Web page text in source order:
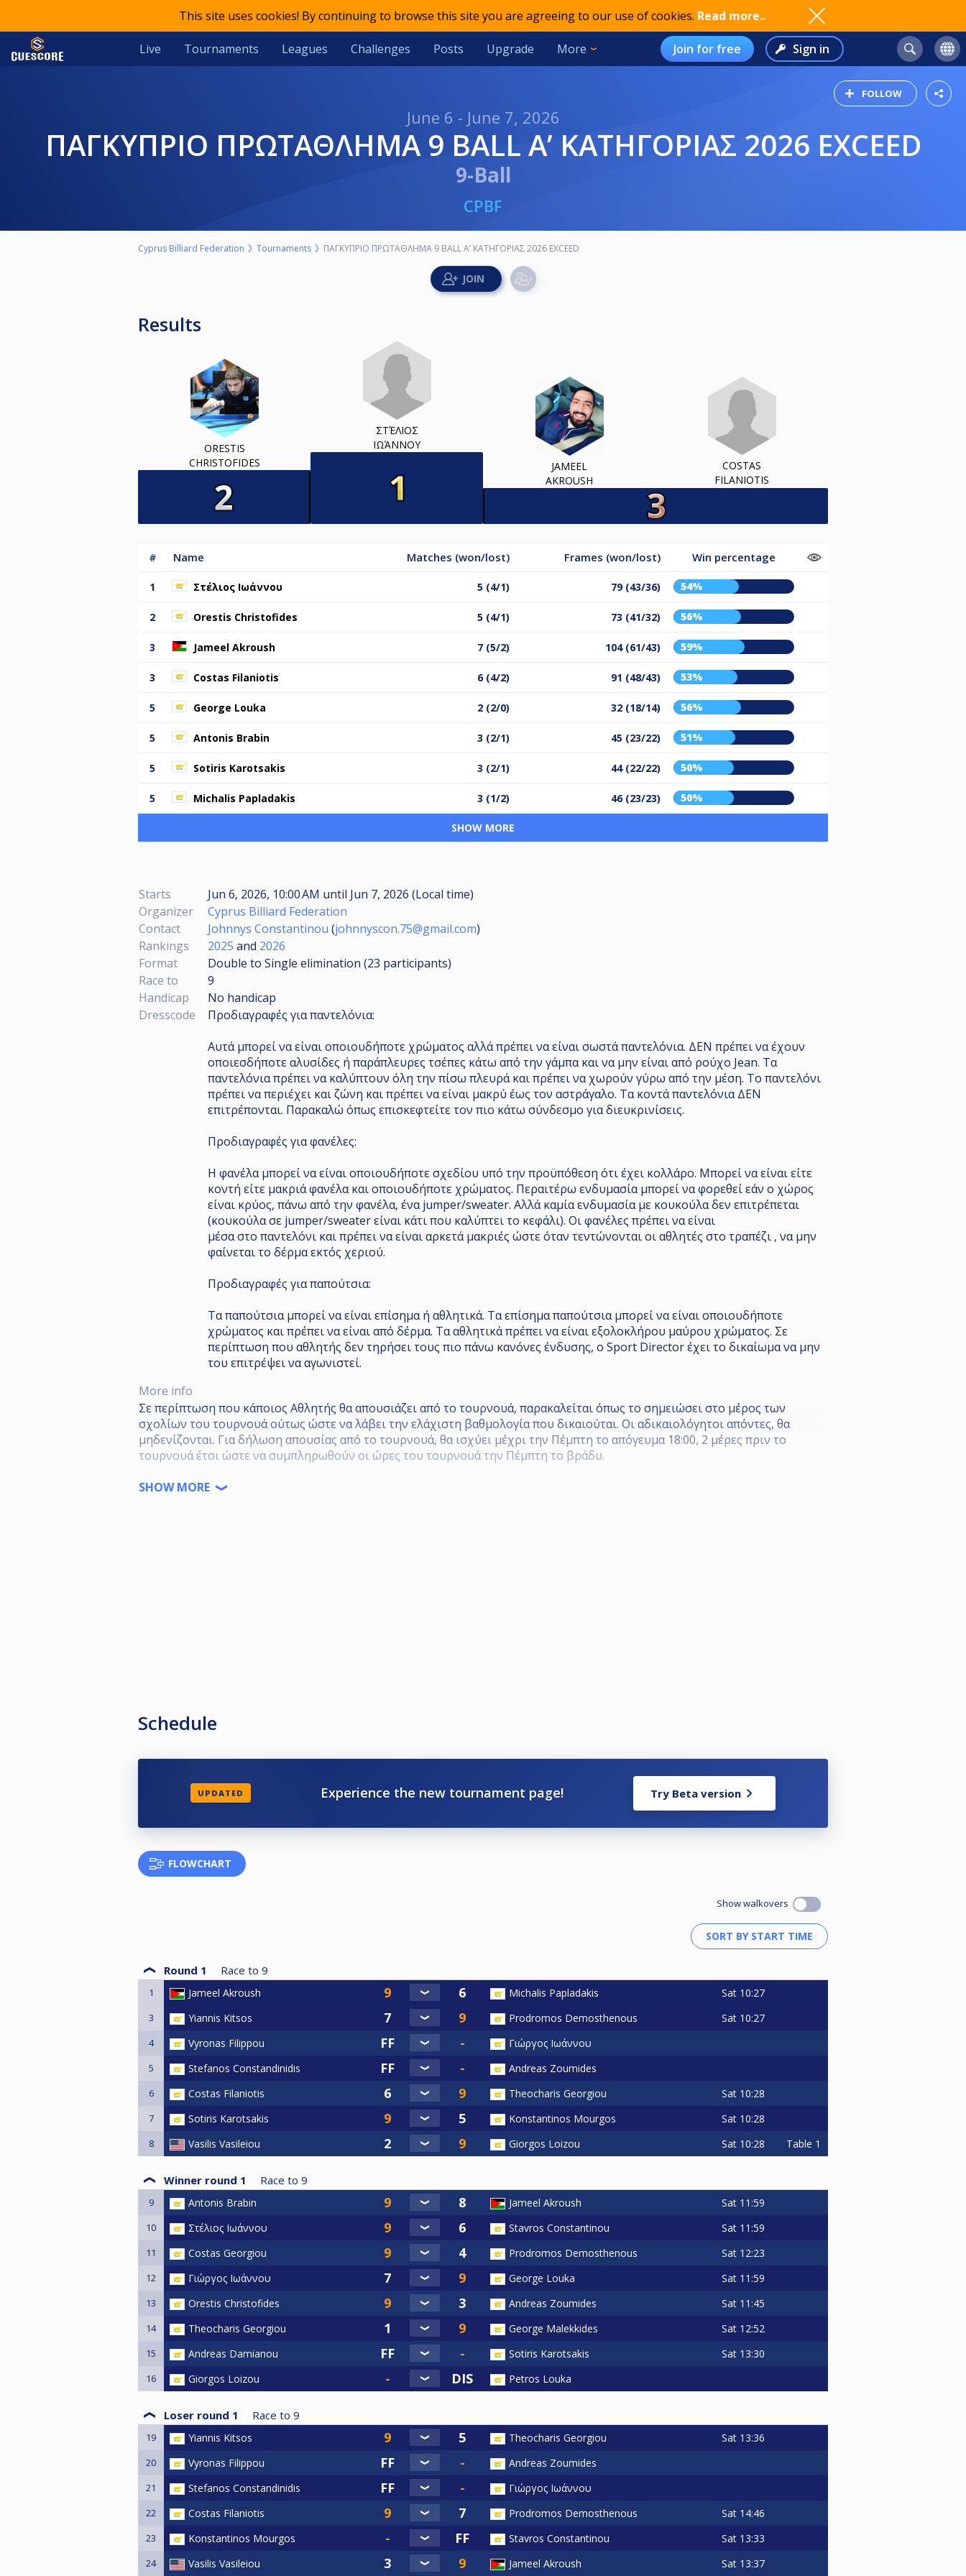
This site uses cookies! By continuing to browse this site you are agreeing to our use of cookies. Read more..
Live Tournaments Leagues Challenges Posts Upgrade More Join for free Sign in
FOLLOW
June 6 - June 7, 2026
ΠΑΓΚΥΠΡΙΟ ΠΡΩΤΑΘΛΗΜΑ 9 BALL A’ ΚΑΤΗΓΟΡΙΑΣ 2026 EXCEED
9-Ball
CPBF
Cyprus Billiard Federation Tournaments ΠΑΓΚΥΠΡΙΟ ΠΡΩΤΑΘΛΗΜΑ 9 BALL A’ ΚΑΤΗΓΟΡΙΑΣ 2026 EXCEED
Results
ORESTIS
CHRISTOFIDES
ΣΤΈΛΙΟΣ
ΙΩΆΝΝΟΥ
JAMEEL
AKROUSH
COSTAS
FILANIOTIS
# Name Matches (won/lost) Frames (won/lost) Win percentage
1 Στέλιος Ιωάννου 5 (4/1) 79 (43/36) 54%
2 Orestis Christofides 5 (4/1) 73 (41/32) 56%
3 Jameel Akroush 7 (5/2) 104 (61/43) 59%
3 Costas Filaniotis 6 (4/2) 91 (48/43) 53%
5 George Louka 2 (2/0) 32 (18/14) 56%
5 Antonis Brabin 3 (2/1) 45 (23/22) 51%
5 Sotiris Karotsakis 3 (2/1) 44 (22/22) 50%
5 Michalis Papladakis 3 (1/2) 46 (23/23) 50%
SHOW MORE
Starts Jun 6, 2026, 10:00 AM until Jun 7, 2026 (Local time)
Organizer
Cyprus Billiard Federation
Contact
Johnnys Constantinou (johnnyscon.75@gmail.com)
Rankings
2025 and 2026
Format
Double to Single elimination (23 participants)
Race to
9
Handicap
No handicap
Dresscode
Προδιαγραφές για παντελόνια:
Αυτά μπορεί να είναι οποιουδήποτε χρώματος αλλά πρέπει να είναι σωστά παντελόνια. ΔΕΝ πρέπει να έχουν
οποιεσδήποτε αλυσίδες ή παράπλευρες τσέπες κάτω από την γάμπα και να μην είναι από ρούχο Jean. Τα
παντελόνια πρέπει να καλύπτουν όλη την πίσω πλευρά και πρέπει να χωρούν γύρω από την μέση. Το παντελόνι
πρέπει να περιέχει και ζώνη και πρέπει να είναι μακρύ έως τον αστράγαλο. Τα κοντά παντελόνια ΔΕΝ
επιτρέπονται. Παρακαλώ όπως επισκεφτείτε τον πιο κάτω σύνδεσμο για διευκρινίσεις.
Προδιαγραφές για φανέλες:
Η φανέλα μπορεί να είναι οποιουδήποτε σχεδίου υπό την προϋπόθεση ότι έχει κολλάρο. Mπορεί να είναι είτε
κοντή είτε μακριά φανέλα και οποιουδήποτε χρώματος. Περαιτέρω ενδυμασία μπορεί να φορεθεί εάν ο χώρος
είναι κρύος, πάνω από την φανέλα, ένα jumper/sweater. Αλλά καμία ενδυμασία με κουκούλα δεν επιτρέπεται
(κουκούλα σε jumper/sweater είναι κάτι που καλύπτει το κεφάλι). Οι φανέλες πρέπει να είναι
μέσα στο παντελόνι και πρέπει να είναι αρκετά μακριές ώστε όταν τεντώνονται οι αθλητές στο τραπέζι , να μην
φαίνεται το δέρμα εκτός χεριού.
Προδιαγραφές για παπούτσια:
Τα παπούτσια μπορεί να είναι επίσημα ή αθλητικά. Τα επίσημα παπούτσια μπορεί να είναι οποιουδήποτε
χρώματος και πρέπει να είναι από δέρμα. Τα αθλητικά πρέπει να είναι εξολοκλήρου μαύρου χρώματος. Σε
περίπτωση που αθλητής δεν τηρήσει τους πιο πάνω κανόνες ένδυσης, ο Sport Director έχει το δικαίωμα να μην
του επιτρέψει να αγωνιστεί.
More info
Σε περίπτωση που κάποιος Αθλητής θα απουσιάζει από το τουρνουά, παρακαλείται όπως το σημειώσει στο μέρος των
σχολίων του τουρνουά ούτως ώστε να λάβει την ελάχιστη βαθμολογία που δικαιούται. Οι αδικαιολόγητοι απόντες, θα
μηδενίζονται. Για δήλωση απουσίας από το τουρνουά, θα ισχύει μέχρι την Πέμπτη το απόγευμα 18:00, 2 μέρες πριν το
τουρνουά έτσι ώστε να συμπληρωθούν οι ώρες του τουρνουά την Πέμπτη το βράδυ.
Παράδειγμα: Andreas Andreou - Apousia
SHOW MORE
Schedule
UPDATED Experience the new tournament page! Try Beta version
FLOWCHART
Show walkovers
Round 1 Race to 9
1 Jameel Akroush Michalis Papladakis Sat 10:27
3 Yiannis Kitsos Prodromos Demosthenous Sat 10:27
4 Vyronas Filippou Γιώργος Ιωάννου
5 Stefanos Constandinidis Andreas Zoumides
6 Costas Filaniotis Theocharis Georgiou Sat 10:28
7 Sotiris Karotsakis Konstantinos Mourgos Sat 10:28
8 Vasilis Vasileiou Giorgos Loizou Sat 10:28 Table 1
Winner round 1 Race to 9
9 Antonis Brabin Jameel Akroush Sat 11:59
10 Στέλιος Ιωάννου Stavros Constantinou Sat 11:59
11 Costas Georgiou Prodromos Demosthenous Sat 12:23
12 Γιώργος Ιωάννου George Louka Sat 11:59
13 Orestis Christofides Andreas Zoumides Sat 11:45
14 Theocharis Georgiou George Malekkides Sat 12:52
15 Andreas Damianou Sotiris Karotsakis Sat 13:30
16 Giorgos Loizou Petros Louka
Loser round 1 Race to 9
19 Yiannis Kitsos Theocharis Georgiou Sat 13:36
20 Vyronas Filippou Andreas Zoumides
21 Stefanos Constandinidis Γιώργος Ιωάννου
22 Costas Filaniotis Prodromos Demosthenous Sat 14:46
23 Konstantinos Mourgos Stavros Constantinou Sat 13:33
24 Vasilis Vasileiou Jameel Akroush Sat 13:37